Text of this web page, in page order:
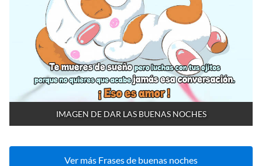
IMAGEN DE DAR LAS BUENAS NOCHES
Ver más Frases de buenas noches